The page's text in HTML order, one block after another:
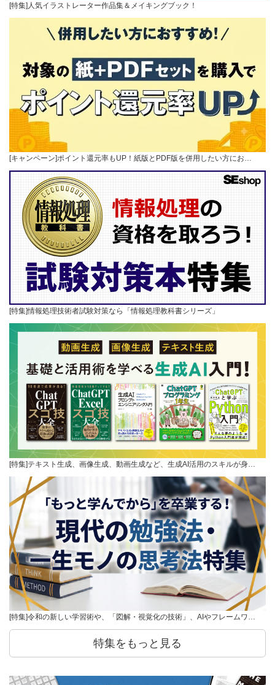
[特集]人気イラストレーター作品集＆メイキングブック！
[キャンペーン]ポイント還元率もUP！紙版とPDF版を併用したい方にお…
[特集]情報処理技術者試験対策なら「情報処理教科書シリーズ」
[特集]テキスト生成、画像生成、動画生成など、生成AI活用のスキルが身…
[特集]令和の新しい学習術や、「図解・視覚化の技術」、AIやフレームワ…
特集をもっと見る